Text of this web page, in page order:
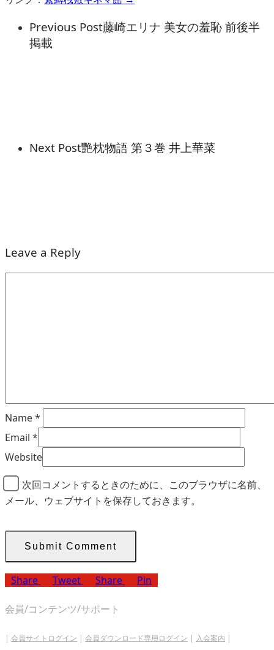
Previous Post藤崎エリナ 美女の羞恥 前後半
掲載
Next Post艷枕物語 第３巻 井上華菜
Leave a Reply
Name*
Email *
Website
次回コメントするときのために、このブラウザに名前、
メール、ウェブサイトを保存しておきます。
Share Tweet Share Pin
会員/コンテンツ/サポート
| 会員サイトログイン | 会員ダウンロード専用ログイン | 入会案内 |